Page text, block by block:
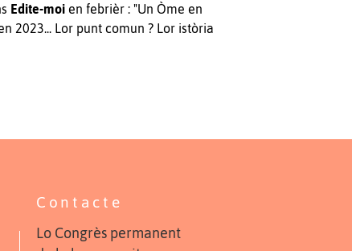
Edite-moien febrièr : "Un Òme en
2023... Lor punt comun ? Lor istòria
Contacte
Lo Congrès permanent